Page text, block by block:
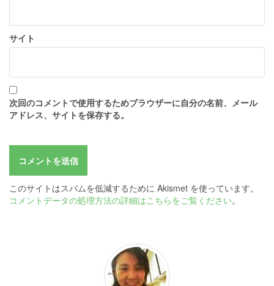
サイト
次回のコメントで使用するためブラウザーに自分の名前、メール
アドレス、サイトを保存する。
このサイトはスパムを低減するために Akismet を使っています。
コメントデータの処理方法の詳細はこちらをご覧ください。